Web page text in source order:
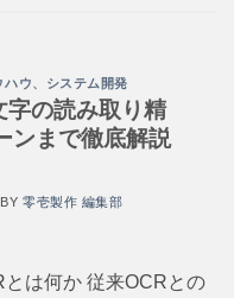
ハウ、 システム開発
の読み取り精
ンまで徹底解説
BY 零壱製作 編集部
は何か 従来OCRとの